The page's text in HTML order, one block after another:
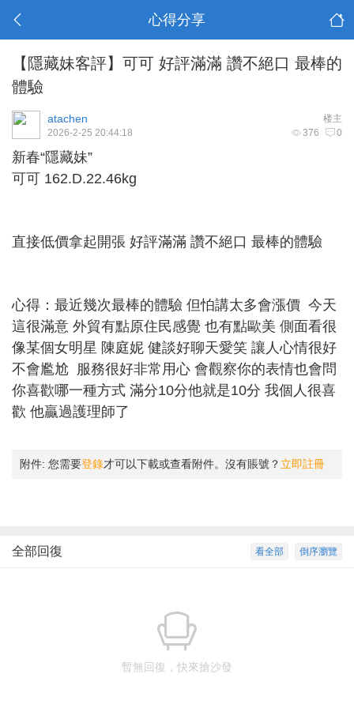
心得分享
【隱藏妹客評】可可 好評滿滿 讚不絕口 最棒的
體驗
楼主
atachen
376 0
2026-2-25 20:44:18
新春“隱藏妹”
可可 162.D.22.46kg
直接低價拿起開張 好評滿滿 讚不絕口 最棒的體驗
心得：最近幾次最棒的體驗 但怕講太多會漲價 今天
這很滿意 外貿有點原住民感覺 也有點歐美 側面看很
像某個女明星 陳庭妮 健談好聊天愛笑 讓人心情很好
不會尷尬 服務很好非常用心 會觀察你的表情也會問
你喜歡哪一種方式 滿分10分他就是10分 我個人很喜
歡 他贏過護理師了
附件: 您需要登錄才可以下載或查看附件。沒有賬號？ 立即註冊
倒序瀏覽
看全部
全部回復
暫無回復，快來搶沙發